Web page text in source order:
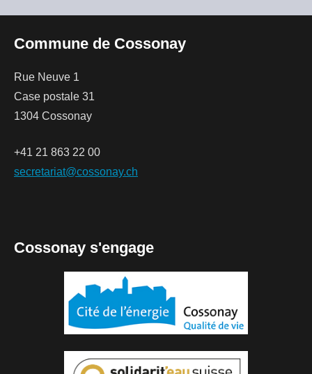
Commune de Cossonay
Rue Neuve 1
Case postale 31
1304 Cossonay
+41 21 863 22 00
secretariat@cossonay.ch
Cossonay s'engage